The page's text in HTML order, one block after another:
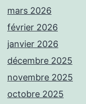
mars 2026
février 2026
janvier 2026
décembre 2025
novembre 2025
octobre 2025